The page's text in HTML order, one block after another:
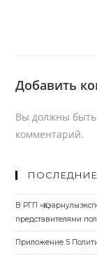
Добавить
Вы должны
комментарий.
В РГП
представителями
Приложение 5